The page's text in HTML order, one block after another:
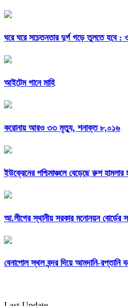
ঘরে ঘরে সচেতনতার দুর্গ গড়ে তুলতে হবে :
আইটেম গানে মাহি
করোনায় আরও ৩৩ মৃত্যু, শনাক্ত ৮,০১৬
ইউক্রেনের পশ্চিমাঞ্চলে বেড়েছে রুশ হামলার
আ.লীগের স্থানীয় সরকার মনোনয়ন বোর্ডের
বেনাপোল স্থল বন্দর দিয়ে আমদানি-রপ্তানি